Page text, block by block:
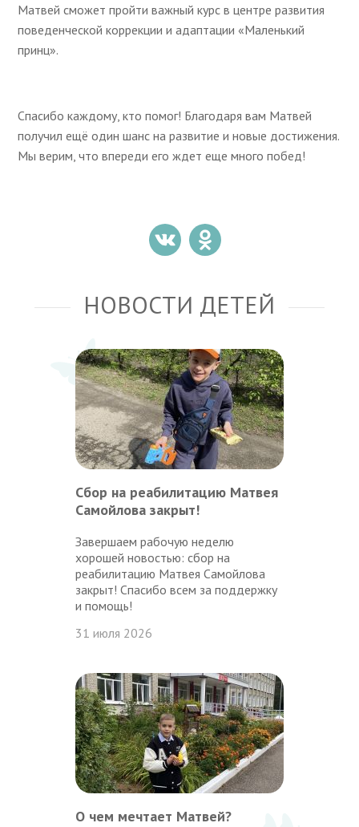
Матвей сможет пройти важный курс в центре развития
поведенческой коррекции и адаптации «Маленький
принц».
Спасибо каждому, кто помог! Благодаря вам Матвей
получил ещё один шанс на развитие и новые достижения.
Мы верим, что впереди его ждет еще много побед!
НОВОСТИ ДЕТЕЙ
Сбор на реабилитацию Матвея
Самойлова закрыт!
Завершаем рабочую неделю
хорошей новостью: сбор на
реабилитацию Матвея Самойлова
закрыт! Спасибо всем за поддержку
и помощь!
31 июля 2026
О чем мечтает Матвей?